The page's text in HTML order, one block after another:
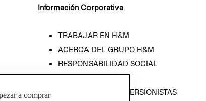
Información Corporativa
TRABAJAR EN H&M
ACERCA DEL GRUPO H&M
RESPONSABILIDAD SOCIAL
RELACIÓN CON INVERSIONISTAS
a comprar